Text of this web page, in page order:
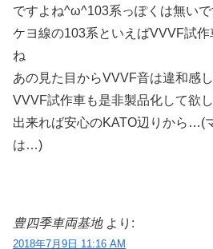
ですよね^ω^103系っぽくは無い
ケヨ線の103系といえばVVVF試
ね
あの見た目からVVVF音は違和感
VVVF試作車も是非製品化して欲
出来れば安心のKATO辺りから…(
は…)
豊四季車両基地 より:
2018年7月9日 11:16 AM